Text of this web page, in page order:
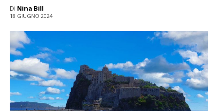
Di Nina Bill
18 GIUGNO 2024